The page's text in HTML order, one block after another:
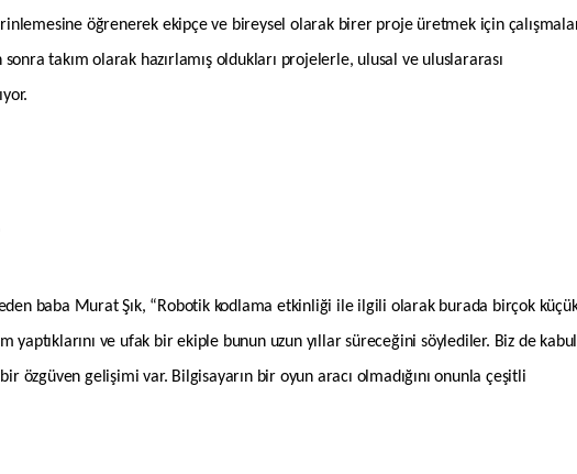
öğrenerek ekipçe ve bireysel olarak birer proje üretmek için
takım olarak hazırlamış oldukları projelerle, ulusal ve uluslararası
baba Murat Şık, “Robotik kodlama etkinliği ile ilgili olarak burada birçok
ve ufak bir ekiple bunun uzun yıllar süreceğini söylediler. Biz de kabul
özgüven gelişimi var. Bilgisayarın bir oyun aracı olmadığını onunla çeşitli